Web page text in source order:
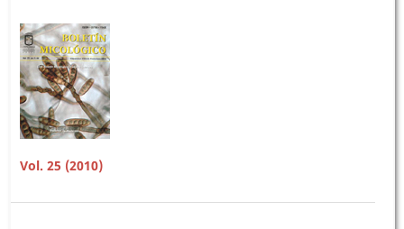
Vol. 25 (2010)